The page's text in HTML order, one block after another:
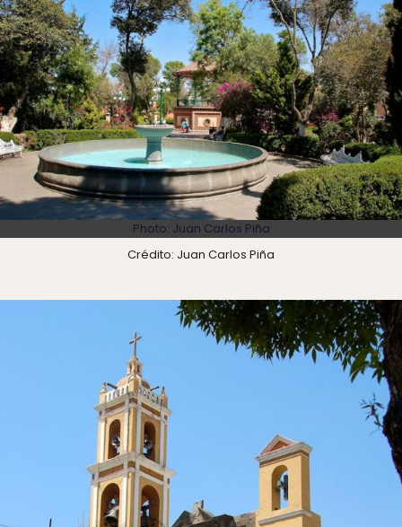
Photo: Juan Carlos Piña
Crédito: Juan Carlos Piña